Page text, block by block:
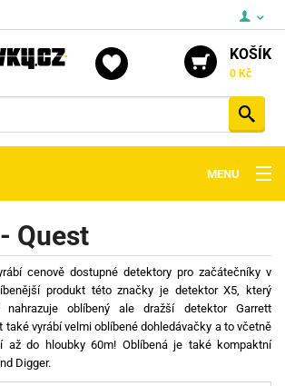
KOŠÍK
0 Kč
MENU
Quest
cenově dostupné detektory pro začátečníky v
produkt této značky je detektor X5, který
nahrazuje oblíbený ale dražší detektor Garrett
také vyrábí velmi oblíbené dohledávačky a to včetně
až do hloubky 60m! Oblíbená je také kompaktní
Digger.